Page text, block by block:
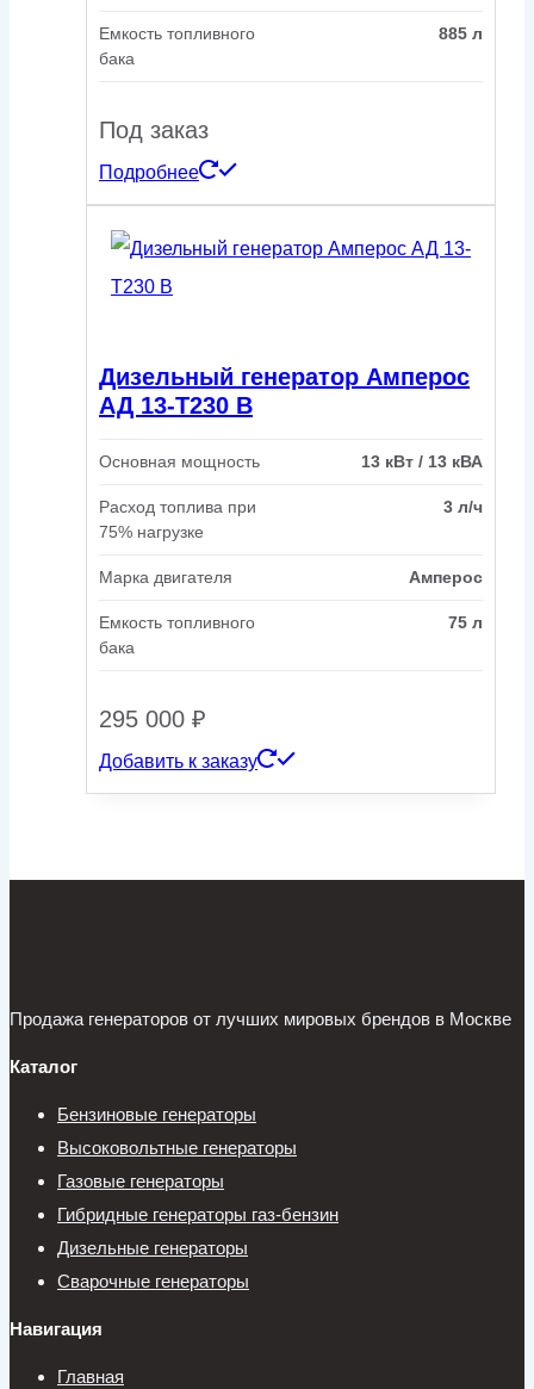
Емкость топливного
бака
885 л
Под заказ
Подробнее
Дизельный генератор Амперос
АД 13-Т230 B
Основная мощность 13 кВт / 13 кВА
Расход топлива при
75% нагрузке
3 л/ч
Марка двигателя Амперос
Емкость топливного
бака
75 л
295 000 ₽
Добавить к заказу
Продажа генераторов от лучших мировых брендов в Москве
Каталог
Бензиновые генераторы
Высоковольтные генераторы
Газовые генераторы
Гибридные генераторы газ-бензин
Дизельные генераторы
Сварочные генераторы
Навигация
Главная